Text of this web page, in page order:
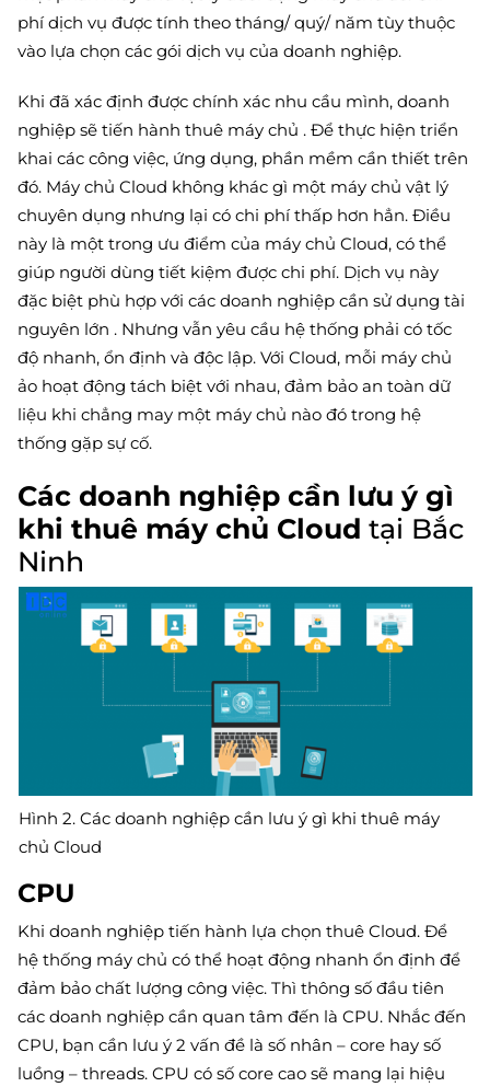
phí dịch vụ được tính theo tháng/ quý/ năm tùy thuộc
vào lựa chọn các gói dịch vụ của doanh nghiệp.
Khi đã xác định được chính xác nhu cầu mình, doanh
nghiệp sẽ tiến hành thuê máy chủ . Để thực hiện triển
khai các công việc, ứng dụng, phần mềm cần thiết trên
đó. Máy chủ Cloud không khác gì một máy chủ vật lý
chuyên dụng nhưng lại có chi phí thấp hơn hẳn. Điều
này là một trong ưu điểm của máy chủ Cloud, có thể
giúp người dùng tiết kiệm được chi phí. Dịch vụ này
đặc biệt phù hợp với các doanh nghiệp cần sử dụng tài
nguyên lớn . Nhưng vẫn yêu cầu hệ thống phải có tốc
độ nhanh, ổn định và độc lập. Với Cloud, mỗi máy chủ
ảo hoạt động tách biệt với nhau, đảm bảo an toàn dữ
liệu khi chẳng may một máy chủ nào đó trong hệ
thống gặp sự cố.
Các doanh nghiệp cần lưu ý gì
khi thuê máy chủ Cloud tại Bắc
Ninh
Hình 2. Các doanh nghiệp cần lưu ý gì khi thuê máy
chủ Cloud
CPU
Khi doanh nghiệp tiến hành lựa chọn thuê Cloud. Để
hệ thống máy chủ có thể hoạt động nhanh ổn định để
đảm bảo chất lượng công việc. Thì thông số đầu tiên
các doanh nghiệp cần quan tâm đến là CPU. Nhắc đến
CPU, bạn cần lưu ý 2 vấn đề là số nhân – core hay số
luồng – threads. CPU có số core cao sẽ mang lại hiệu